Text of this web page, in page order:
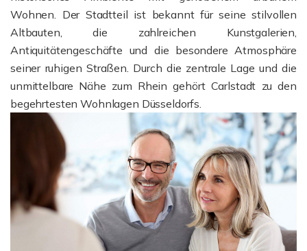
Wohnen. Der Stadtteil ist bekannt für seine stilvollen
Altbauten, die zahlreichen Kunstgalerien,
Antiquitätengeschäfte und die besondere Atmosphäre
seiner ruhigen Straßen. Durch die zentrale Lage und die
unmittelbare Nähe zum Rhein gehört Carlstadt zu den
begehrtesten Wohnlagen Düsseldorfs.